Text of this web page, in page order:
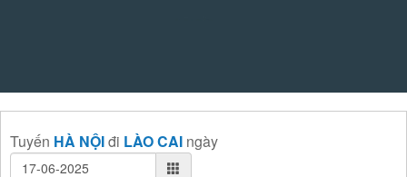
Tuyến HÀ NỘIđi LÀO CAI ngày